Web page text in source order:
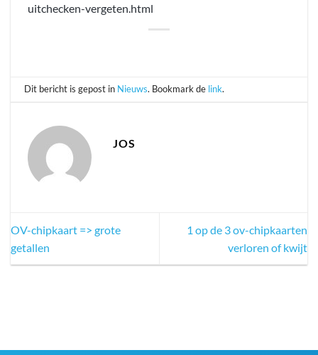
uitchecken-vergeten.html
Dit bericht is gepost in Nieuws. Bookmark de link.
JOS
OV-chipkaart => grote
getallen
1 op de 3 ov-chipkaarten
verloren of kwijt